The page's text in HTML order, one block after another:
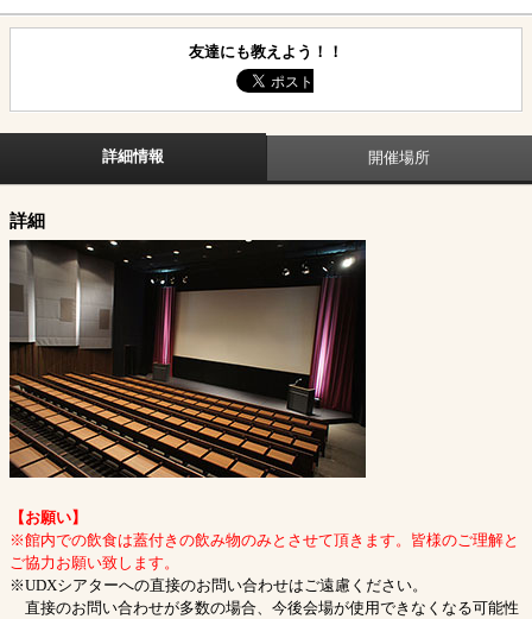
友達にも教えよう！！
詳細情報 開催場所
詳細
【お願い】
※館内での飲食は蓋付きの飲み物のみとさせて頂きます。皆様のご理解と
ご協力お願い致します。
※UDXシアターへの直接のお問い合わせはご遠慮ください。
直接のお問い合わせが多数の場合、今後会場が使用できなくなる可能性